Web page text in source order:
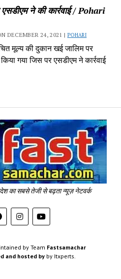
ने की कार्रवाई / Pohari
DECEMBER 24, 2021 | POHARI
मूल्य की दुकान खई जालिम पर
गया जिस पर एसडीएम ने कार्रवाई
-
का सबसे तेजी से बढ़ता न्यूज़ नेटवर्क
by Team Fastsamachar
and hosted byby Itxperts.